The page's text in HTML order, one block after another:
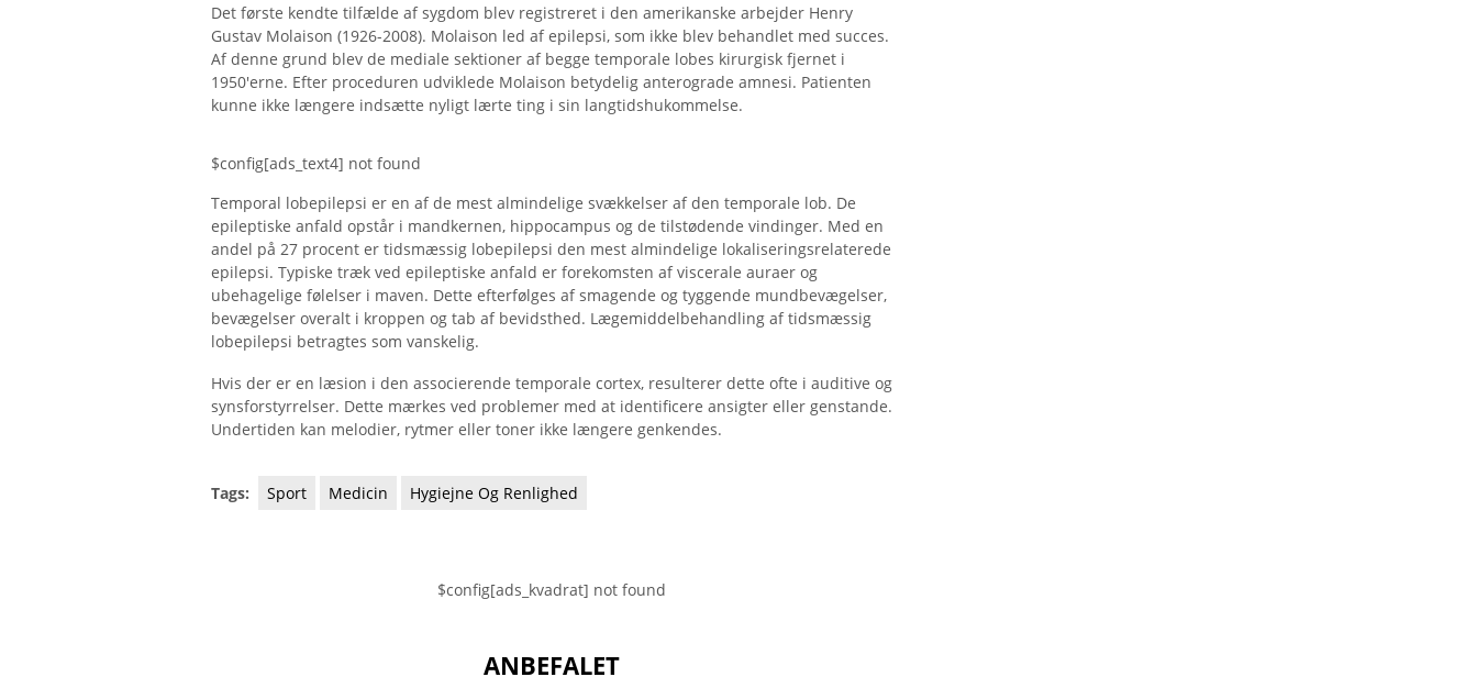
Det første kendte tilfælde af sygdom blev registreret i den amerikanske arbejder Henry
Gustav Molaison (1926-2008). Molaison led af epilepsi, som ikke blev behandlet med succes.
Af denne grund blev de mediale sektioner af begge temporale lobes kirurgisk fjernet i
1950'erne. Efter proceduren udviklede Molaison betydelig anterograde amnesi. Patienten
kunne ikke længere indsætte nyligt lærte ting i sin langtidshukommelse.
$config[ads_text4] not found
Temporal lobepilepsi er en af ​​de mest almindelige svækkelser af den temporale lob. De
epileptiske anfald opstår i mandkernen, hippocampus og de tilstødende vindinger. Med en
andel på 27 procent er tidsmæssig lobepilepsi den mest almindelige lokaliseringsrelaterede
epilepsi. Typiske træk ved epileptiske anfald er forekomsten af ​​viscerale auraer og
ubehagelige følelser i maven. Dette efterfølges af smagende og tyggende mundbevægelser,
bevægelser overalt i kroppen og tab af bevidsthed. Lægemiddelbehandling af tidsmæssig
lobepilepsi betragtes som vanskelig.
Hvis der er en læsion i den associerende temporale cortex, resulterer dette ofte i auditive og
synsforstyrrelser. Dette mærkes ved problemer med at identificere ansigter eller genstande.
Undertiden kan melodier, rytmer eller toner ikke længere genkendes.
Tags: Sport Medicin Hygiejne Og Renlighed
$config[ads_kvadrat] not found
ANBEFALET